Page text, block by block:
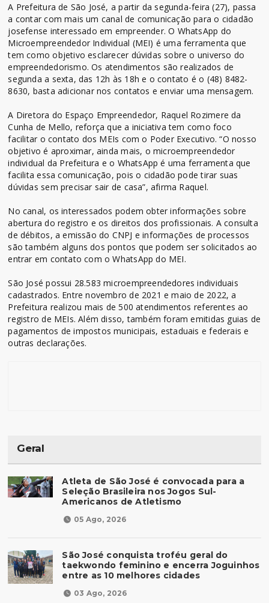
A Prefeitura de São José, a partir da segunda-feira (27), passa
a contar com mais um canal de comunicação para o cidadão
josefense interessado em empreender. O WhatsApp do
Microempreendedor Individual (MEI) é uma ferramenta que
tem como objetivo esclarecer dúvidas sobre o universo do
empreendedorismo. Os atendimentos são realizados de
segunda a sexta, das 12h às 18h e o contato é o (48) 8482-
8630, basta adicionar nos contatos e enviar uma mensagem.
A Diretora do Espaço Empreendedor, Raquel Rozimere da
Cunha de Mello, reforça que a iniciativa tem como foco
facilitar o contato dos MEIs com o Poder Executivo. “O nosso
objetivo é aproximar, ainda mais, o microempreendedor
individual da Prefeitura e o WhatsApp é uma ferramenta que
facilita essa comunicação, pois o cidadão pode tirar suas
dúvidas sem precisar sair de casa”, afirma Raquel.
No canal, os interessados podem obter informações sobre
abertura do registro e os direitos dos profissionais. A consulta
de débitos, a emissão do CNPJ e informações de processos
são também alguns dos pontos que podem ser solicitados ao
entrar em contato com o WhatsApp do MEI.
São José possui 28.583 microempreendedores individuais
cadastrados. Entre novembro de 2021 e maio de 2022, a
Prefeitura realizou mais de 500 atendimentos referentes ao
registro de MEIs. Além disso, também foram emitidas guias de
pagamentos de impostos municipais, estaduais e federais e
outras declarações.
Geral
Atleta de São José é convocada para a
Seleção Brasileira nos Jogos Sul-
Americanos de Atletismo
05 Ago, 2026
São José conquista troféu geral do
taekwondo feminino e encerra Joguinhos
entre as 10 melhores cidades
03 Ago, 2026